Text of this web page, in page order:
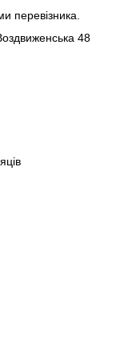
перевізника.
48